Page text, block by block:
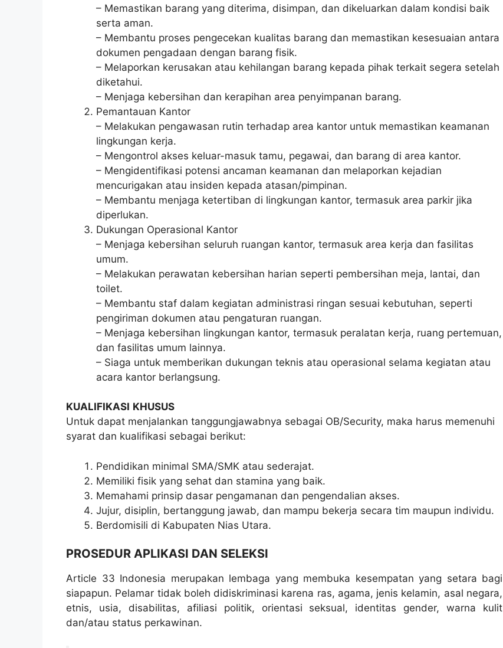
– Memastikan barang yang diterima, disimpan, dan dikeluarkan dalam kondisi baik
serta aman.
– Membantu proses pengecekan kualitas barang dan memastikan kesesuaian antara
dokumen pengadaan dengan barang fisik.
– Melaporkan kerusakan atau kehilangan barang kepada pihak terkait segera setelah
diketahui.
– Menjaga kebersihan dan kerapihan area penyimpanan barang.
Pemantauan Kantor
– Melakukan pengawasan rutin terhadap area kantor untuk memastikan keamanan
lingkungan kerja.
– Mengontrol akses keluar-masuk tamu, pegawai, dan barang di area kantor.
– Mengidentifikasi potensi ancaman keamanan dan melaporkan kejadian
mencurigakan atau insiden kepada atasan/pimpinan.
– Membantu menjaga ketertiban di lingkungan kantor, termasuk area parkir jika
diperlukan.
Dukungan Operasional Kantor
– Menjaga kebersihan seluruh ruangan kantor, termasuk area kerja dan fasilitas
umum.
– Melakukan perawatan kebersihan harian seperti pembersihan meja, lantai, dan
toilet.
– Membantu staf dalam kegiatan administrasi ringan sesuai kebutuhan, seperti
pengiriman dokumen atau pengaturan ruangan.
– Menjaga kebersihan lingkungan kantor, termasuk peralatan kerja, ruang pertemuan,
dan fasilitas umum lainnya.
– Siaga untuk memberikan dukungan teknis atau operasional selama kegiatan atau
acara kantor berlangsung.
KUALIFIKASI KHUSUS
Untuk dapat menjalankan tanggungjawabnya sebagai OB/Security, maka harus memenuhi
syarat dan kualifikasi sebagai berikut:
Pendidikan minimal SMA/SMK atau sederajat.
Memiliki fisik yang sehat dan stamina yang baik.
Memahami prinsip dasar pengamanan dan pengendalian akses.
Jujur, disiplin, bertanggung jawab, dan mampu bekerja secara tim maupun individu.
Berdomisili di Kabupaten Nias Utara.
PROSEDUR APLIKASI DAN SELEKSI
Article 33 Indonesia merupakan lembaga yang membuka kesempatan yang setara bagi
siapapun. Pelamar tidak boleh didiskriminasi karena ras, agama, jenis kelamin, asal negara,
etnis, usia, disabilitas, afiliasi politik, orientasi seksual, identitas gender, warna kulit
dan/atau status perkawinan.